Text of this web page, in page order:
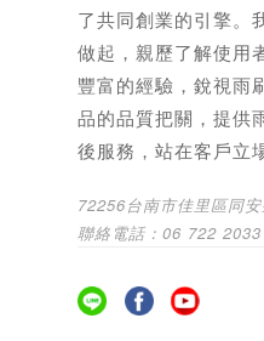
了共同創業的引擎。
做起，親歷了解使用
豐富的經驗，銳視雨
品的品質把關，提供
後服務，站在客戶立
72256台南市佳里區同
聯絡電話：06 722 2033